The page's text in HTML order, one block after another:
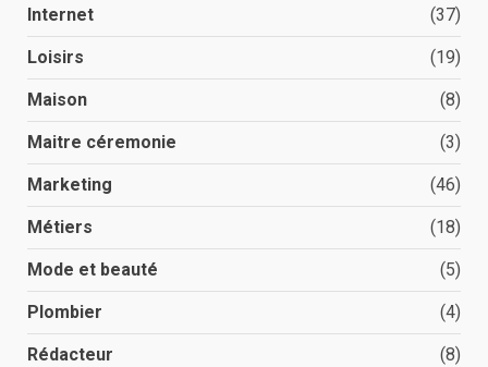
Internet (37)
Loisirs (19)
Maison (8)
Maitre céremonie (3)
Marketing (46)
Métiers (18)
Mode et beauté (5)
Plombier (4)
Rédacteur (8)